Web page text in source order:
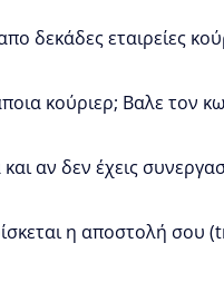
δεκάδες εταιρείες
κούριερ; Βαλε τον
αν δεν έχεις
η αποστολή σου